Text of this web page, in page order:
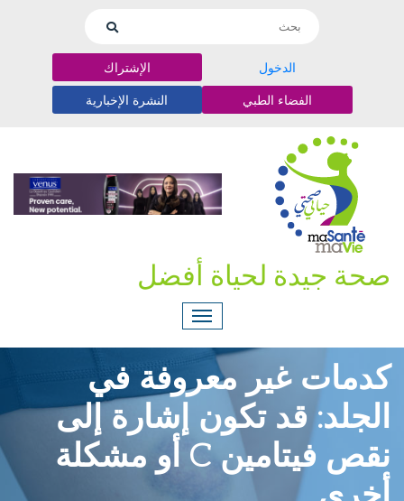
الدخول الإشتراك
الفضاء الطبي النشرة الإخبارية
صحة جيدة لحياة أفضل
كدمات غير معروفة في
الجلد: قد تكون إشارة إلى
نقص فيتامين C أو مشكلة